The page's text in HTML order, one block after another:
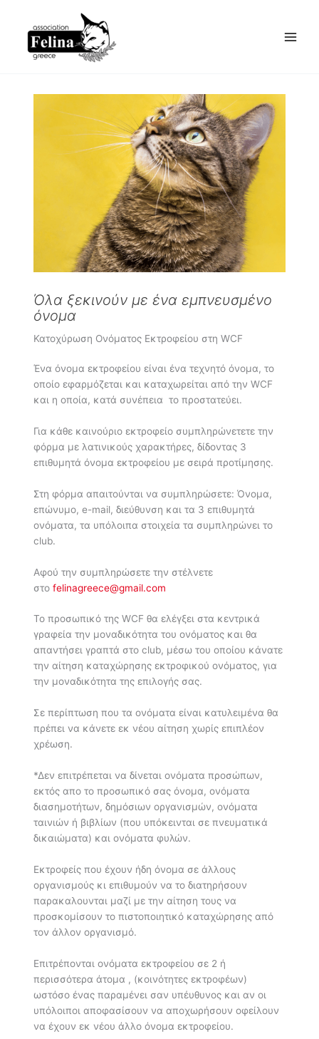
content
Όλα ξεκινούν με ένα εμπνευσμένο
όνομα
Κατοχύρωση Ονόματος Εκτροφείου στη WCF
Ένα όνομα εκτροφείου είναι ένα τεχνητό όνομα, το
οποίο εφαρμόζεται και καταχωρείται από την WCF
και η οποία, κατά συνέπεια το προστατεύει.
Για κάθε καινούριο εκτροφείο συμπληρώνετετε την
φόρμα με λατινικούς χαρακτήρες, δίδοντας 3
επιθυμητά όνομα εκτροφείου με σειρά προτίμησης.
Στη φόρμα απαιτούνται να συμπληρώσετε: Όνομα,
επώνυμο, e-mail, διεύθυνση και τα 3 επιθυμητά
ονόματα, τα υπόλοιπα στοιχεία τα συμπληρώνει το
club.
Αφού την συμπληρώσετε την στέλνετε
στοfelinagreece@gmail.com
Το προσωπικό της WCF θα ελέγξει στα κεντρικά
γραφεία την μοναδικότητα του ονόματος και θα
απαντήσει γραπτά στο club, μέσω του οποίου κάνατε
την αίτηση καταχώρησης εκτροφικού ονόματος, για
την μοναδικότητα της επιλογής σας.
Σε περίπτωση που τα ονόματα είναι κατυλειμένα θα
πρέπει να κάνετε εκ νέου αίτηση χωρίς επιπλέον
χρέωση.
*Δεν επιτρέπεται να δίνεται ονόματα προσώπων,
εκτός απο το προσωπικό σας όνομα, ονόματα
διασημοτήτων, δημόσιων οργανισμών, ονόματα
ταινιών ή βιβλίων (που υπόκεινται σε πνευματικά
δικαιώματα) και ονόματα φυλών.
Εκτροφείς που έχουν ήδη όνομα σε άλλους
οργανισμούς κι επιθυμούν να το διατηρήσουν
παρακαλουνται μαζί με την αίτηση τους να
προσκομίσουν το πιστοποιητικό καταχώρησης από
τον άλλον οργανισμό.
Επιτρέπονται ονόματα εκτροφείου σε 2 ή
περισσότερα άτομα , (κοινότητες εκτροφέων)
ωστόσο ένας παραμένει σαν υπέυθυνος και αν οι
υπόλοιποι αποφασίσουν να αποχωρήσουν οφείλουν
να έχουν εκ νέου άλλο όνομα εκτροφείου.